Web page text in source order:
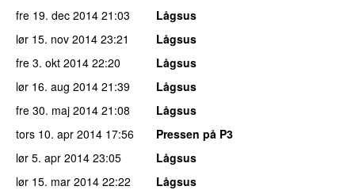
fre 19. dec 2014 21:03
Lågsus
lør 15. nov 2014 23:21
Lågsus
fre 3. okt 2014 22:20
Lågsus
lør 16. aug 2014 21:39
Lågsus
fre 30. maj 2014 21:08
Lågsus
tors 10. apr 2014 17:56
Pressen på P3
lør 5. apr 2014 23:05
Lågsus
lør 15. mar 2014 22:22
Lågsus